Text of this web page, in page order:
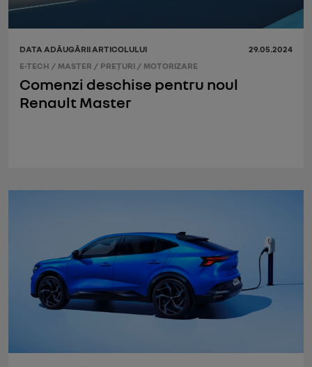
DATA ADĂUGĂRII ARTICOLULUI
29.05.2024
E-TECH / MASTER / PREŢURI / MOTORIZARE
Comenzi deschise pentru noul
Renault Master